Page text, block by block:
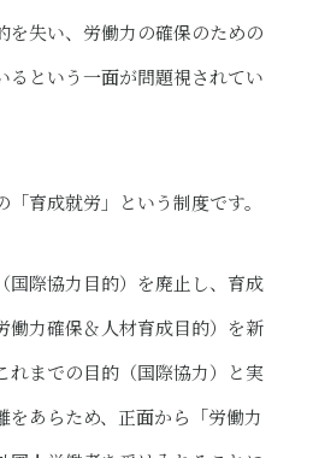
を失い、労働力の確保のための
るという一面が問題視されてい
育成就労」という制度です。
国際協力目的）を廃止し、育成
働力確保＆人材育成目的）を新
れまでの目的（国際協力）と実
をあらため、正面から「労働力